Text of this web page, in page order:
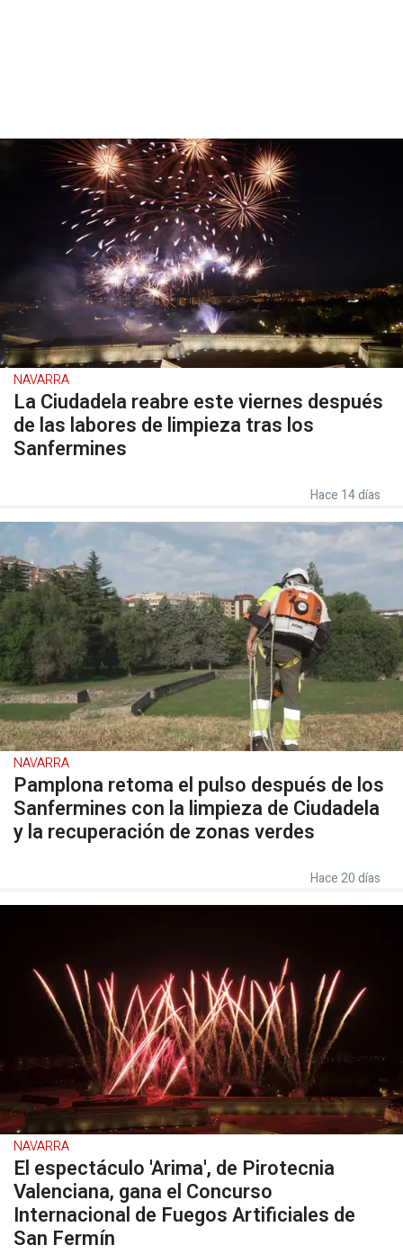
NAVARRA
La Ciudadela reabre este viernes después
de las labores de limpieza tras los
Sanfermines
Hace 14 días
NAVARRA
Pamplona retoma el pulso después de los
Sanfermines con la limpieza de Ciudadela
y la recuperación de zonas verdes
Hace 20 días
NAVARRA
El espectáculo 'Arima', de Pirotecnia
Valenciana, gana el Concurso
Internacional de Fuegos Artificiales de
San Fermín